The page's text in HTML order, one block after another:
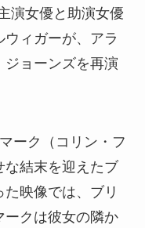
演女優と助演女優
ィガーが、アラ
ジョーンズを再演
ーク（コリン・フ
な結末を迎えたブ
映像では、ブリ
ークは彼女の隣か